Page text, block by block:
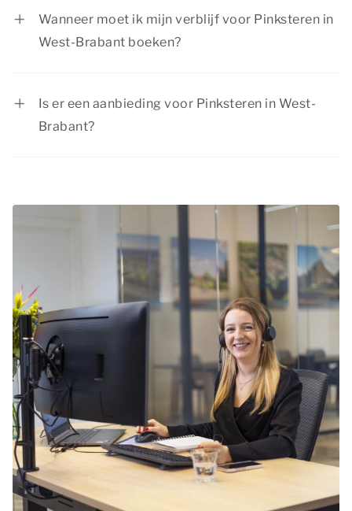
Wanneer moet ik mijn verblijf voor Pinksteren in
West-Brabant boeken?
Is er een aanbieding voor Pinksteren in West-
Brabant?